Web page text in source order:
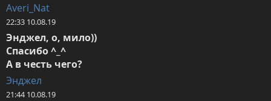
Averi_Nat
22:33 10.08.19
Энджел, о, мило))
Спасибо ^_^
А в честь чего?
Энджел
21:44 10.08.19